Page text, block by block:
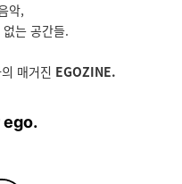
악,
는 공간들.
매거진 EGOZINE.
ego.